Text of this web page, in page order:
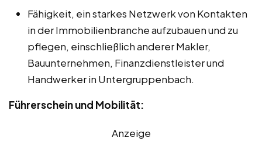
Fähigkeit, ein starkes Netzwerk von Kontakten
in der Immobilienbranche aufzubauen und zu
pflegen, einschließlich anderer Makler,
Bauunternehmen, Finanzdienstleister und
Handwerker in Untergruppenbach.
Führerschein und Mobilität:
Anzeige